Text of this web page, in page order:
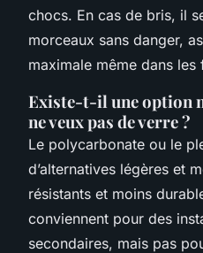
chocs. En cas de bris, il
morceaux sans danger,
maximale même dans
Existe-t-il une option
ne veux pas de verre ?
Le polycarbonate ou le
d’alternatives légères et
résistants et moins
conviennent pour des
secondaires, mais pas